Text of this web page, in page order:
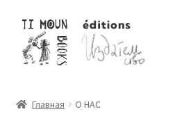
Перейти
навигации
Перейти
содержимому
Главная О НАС